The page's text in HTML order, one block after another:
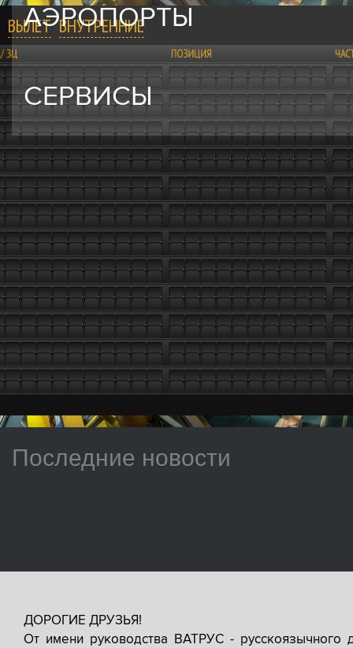
АЭРОПОРТЫ
СЕРВИСЫ
ВЫЛЕТ ВНУТРЕННИЕ
Последние новости
ДОРОГИЕ ДРУЗЬЯ!
От имени руководства ВАТРУС -